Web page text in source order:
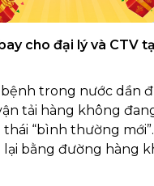
cho đại lý và CTV
trong nước dần
tải hàng không
“bình thường
bằng đường hàng